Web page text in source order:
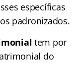
específicas
padronizados.
tem por
do